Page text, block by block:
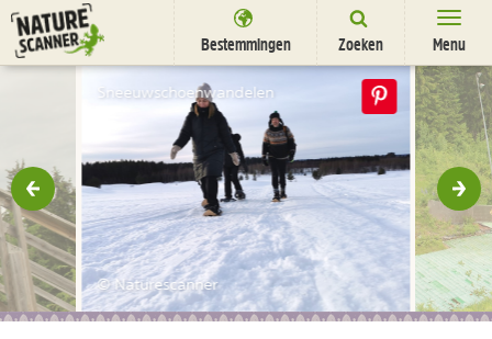
Ga
naar
content
Bestemmingen Zoeken Menu
Bestemmingen
Activiteiten
Natuurparken
Dieren
Sneeuwschoenwandelen
© Naturescanner